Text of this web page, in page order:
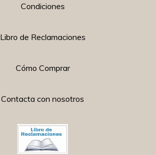
Condiciones
Libro de Reclamaciones
Cómo Comprar
Contacta con nosotros